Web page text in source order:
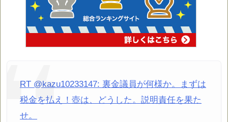
RT @kazu10233147: 裏金議員が何様か。まずは
税金を払え！壺は、どうした。説明責任を果た
せ。